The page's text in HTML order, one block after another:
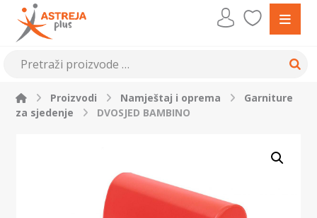
Proizvodi Namještaj i oprema
Garniture
za sjedenje
DVOSJED BAMBINO